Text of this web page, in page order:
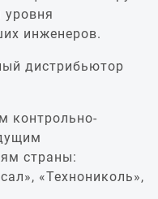
уровня
инженеров.
дистрибьютор
контрольно-
страны:
«Технониколь»,